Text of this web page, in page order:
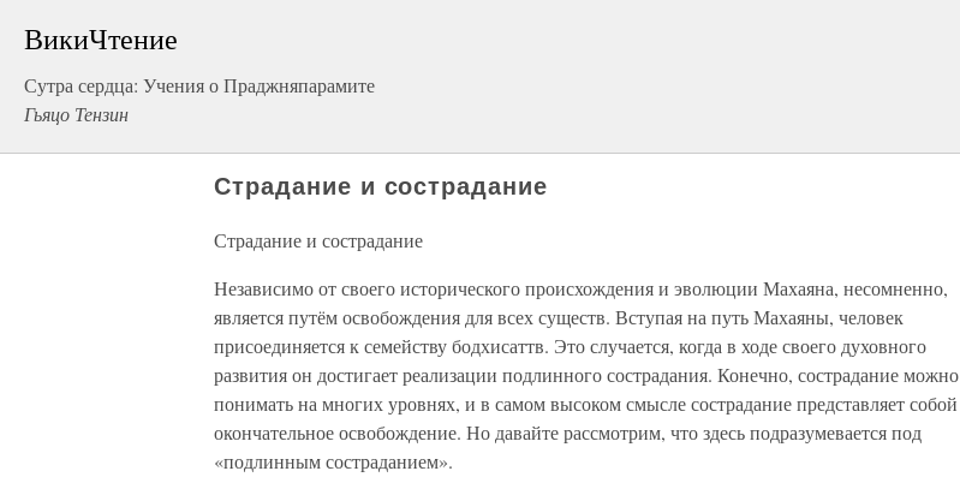
ВикиЧтение
Сутра сердца: Учения о Праджняпарамите
Гьяцо Тензин
Страдание и сострадание
Страдание и сострадание
Независимо от своего исторического происхождения и эволюции Махаяна, несомненно,
является путём освобождения для всех существ. Вступая на путь Махаяны, человек
присоединяется к семейству бодхисаттв. Это случается, когда в ходе своего духовного
развития он достигает реализации подлинного сострадания. Конечно, сострадание можно
понимать на многих уровнях, и в самом высоком смысле сострадание представляет собой
окончательное освобождение. Но давайте рассмотрим, что здесь подразумевается под
«подлинным состраданием».